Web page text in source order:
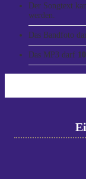
Der Songtext
werden.
Das Bandfoto
Das MP3 darf